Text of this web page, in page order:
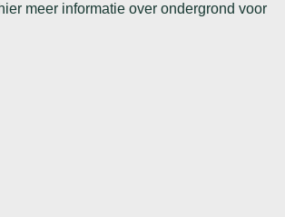
meer informatie over ondergrond voor